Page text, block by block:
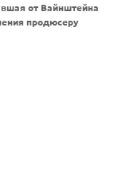
от Вайнштейна
продюсеру